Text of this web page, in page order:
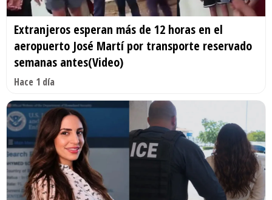
Extranjeros esperan más de 12 horas en el
aeropuerto José Martí por transporte reservado
semanas antes(Video)
Hace 1 día